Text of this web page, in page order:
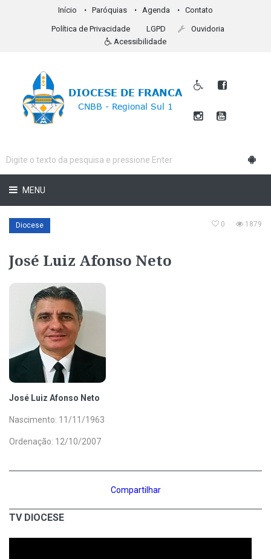
Início Paróquias Agenda Contato
Política de Privacidade LGPD
Ouvidoria
Acessibilidade
MENU
Diocese 0 1879
José Luiz Afonso Neto
José Luiz Afonso Neto
Nascimento: 11/11/1963
Ordenação: 12/10/2007
Compartilhar
TV DIOCESE